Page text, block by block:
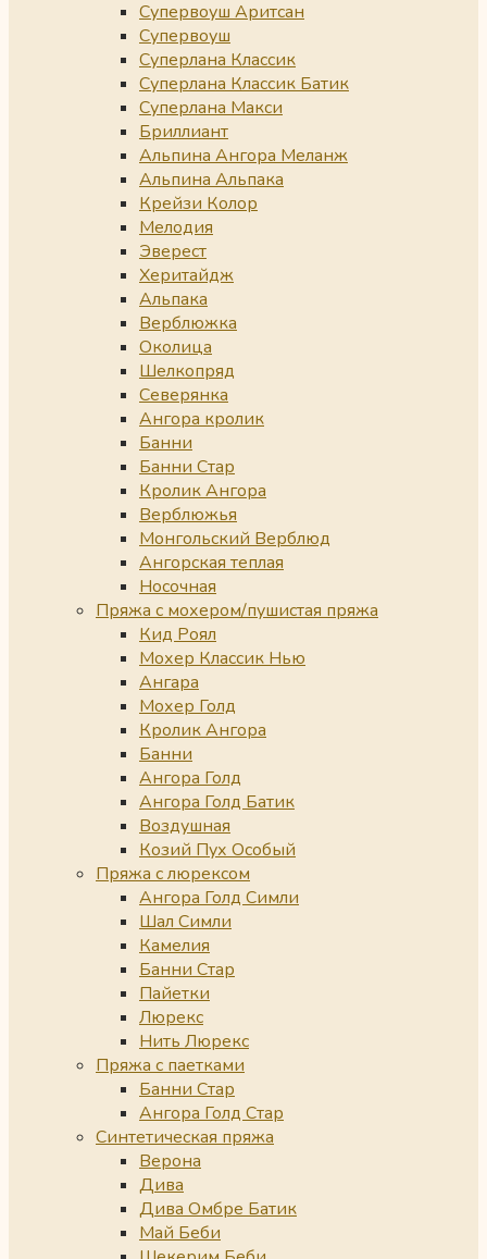
Супервоуш Аритсан
Супервоуш
Суперлана Классик
Суперлана Классик Батик
Суперлана Макси
Бриллиант
Альпина Ангора Меланж
Альпина Альпака
Крейзи Колор
Мелодия
Эверест
Херитайдж
Альпака
Верблюжка
Околица
Шелкопряд
Северянка
Ангора кролик
Банни
Банни Стар
Кролик Ангора
Верблюжья
Монгольский Верблюд
Ангорская теплая
Носочная
Пряжа с мохером/пушистая пряжа
Кид Роял
Мохер Классик Нью
Ангара
Мохер Голд
Кролик Ангора
Банни
Ангора Голд
Ангора Голд Батик
Воздушная
Козий Пух Особый
Пряжа с люрексом
Ангора Голд Симли
Шал Симли
Камелия
Банни Стар
Пайетки
Люрекс
Нить Люрекс
Пряжа с паетками
Банни Стар
Ангора Голд Стар
Синтетическая пряжа
Верона
Дива
Дива Омбре Батик
Май Беби